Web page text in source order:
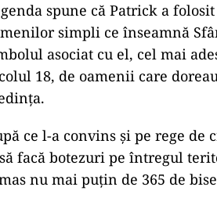
spune că Patrick a
simpli ce înseamnă
asociat cu el, cel mai
18, de oamenii care
ce l-a convins şi pe rege de
facă botezuri pe întregul
nu mai puţin de 365 de